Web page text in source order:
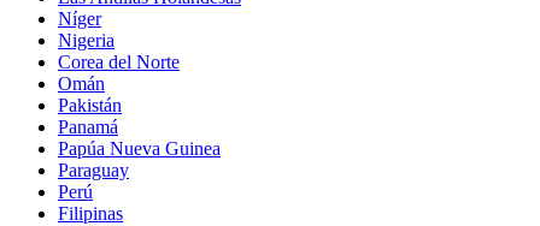
Níger
Nigeria
Corea del Norte
Omán
Pakistán
Panamá
Papúa Nueva Guinea
Paraguay
Perú
Filipinas